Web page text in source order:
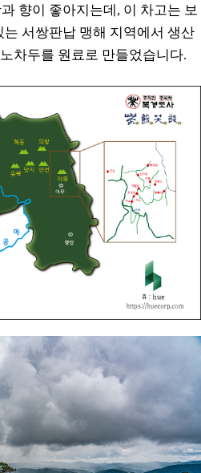
향이 좋아지는데, 이 차고는 보
서쌍판납 맹해 지역에서 생산
차두를 원료로 만들었습니다.